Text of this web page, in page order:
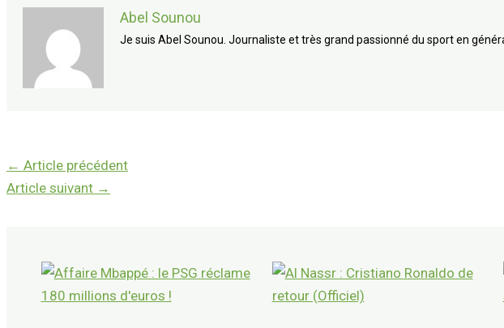
Abel Sounou
Je suis Abel Sounou. Journaliste et très grand passionné du sport en
← Article précédent
Article suivant →